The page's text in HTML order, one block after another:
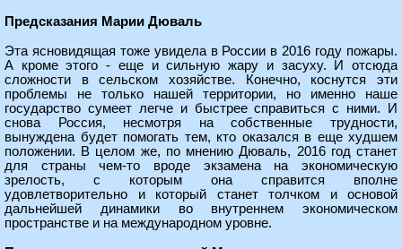
Предсказания Марии Дюваль
Эта ясновидящая тоже увидела в России в 2016 году пожары.
А кроме этого - еще и сильную жару и засуху. И отсюда
сложности в сельском хозяйстве. Конечно, коснутся эти
проблемы не только нашей территории, но именно наше
государство сумеет легче и быстрее справиться с ними. И
снова Россия, несмотря на собственные трудности,
вынуждена будет помогать тем, кто оказался в еще худшем
положении. В целом же, по мнению Дюваль, 2016 год станет
для страны чем-то вроде экзамена на экономическую
зрелость, с которым она справится вполне
удовлетворительно и который станет толчком и основой
дальнейшей динамики во внутреннем экономическом
пространстве и на международном уровне.